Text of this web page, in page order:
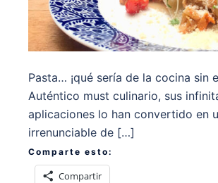
Pasta… ¡qué sería de la cocina sin
Auténtico must culinario, sus
aplicaciones lo han convertido en
irrenunciable de […]
Comparte esto:
Compartir